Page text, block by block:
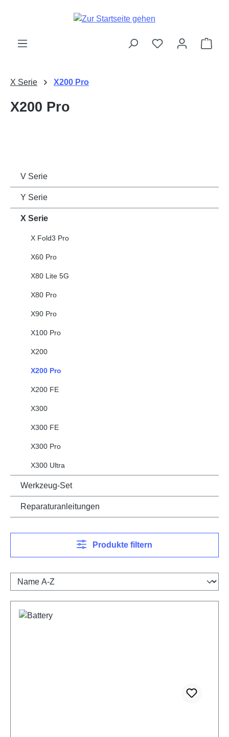
Zum Hauptinhalt springen
X Serie X200 Pro
X200 Pro
V Serie
Y Serie
X Serie
X Fold3 Pro
X60 Pro
X80 Lite 5G
X80 Pro
X90 Pro
X100 Pro
X200
X200 Pro
X200 FE
X300
X300 FE
X300 Pro
X300 Ultra
Werkzeug-Set
Reparaturanleitungen
Produkte filtern